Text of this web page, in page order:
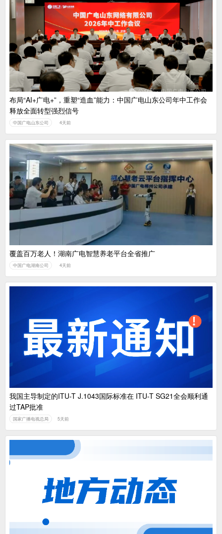
布局“AI+广电+”，重塑“造血”能力：中国广电山东公司年中工作会
释放全面转型强烈信号
中国广电山东公司 4天前
覆盖百万老人！湖南广电智慧养老平台全省推广
中国广电湖南公司 4天前
我国主导制定的ITU-T J.1043国际标准在 ITU-T SG21全会顺利通
过TAP批准
国家广播电视总局 5天前